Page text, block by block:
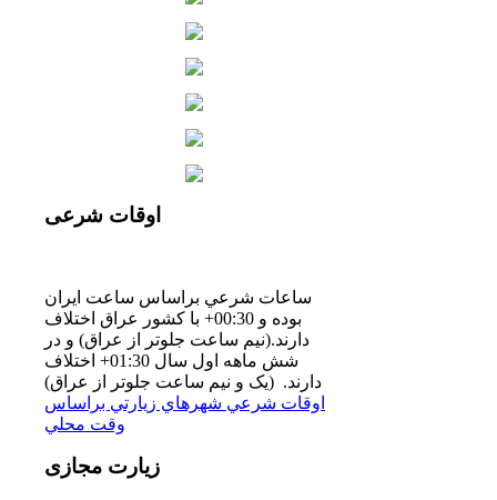
اوقات شرعی
ساعات شرعي براساس ساعت ايران
بوده و 00:30+ با كشور عراق اختلاف
دارند.(نيم ساعت جلوتر از عراق) و در
شش ماهه اول سال 01:30+ اختلاف
دارند. (یک و نیم ساعت جلوتر از عراق)
اوقات شرعي شهرهاي زيارتي براساس
وقت محلي
زیارت مجازی